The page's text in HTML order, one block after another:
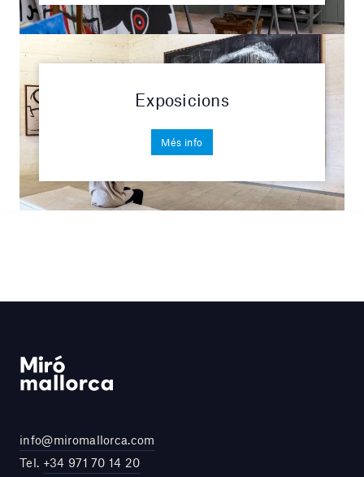
Exposicions
Més info
info@miromallorca.com
Tel. +34 971 70 14 20